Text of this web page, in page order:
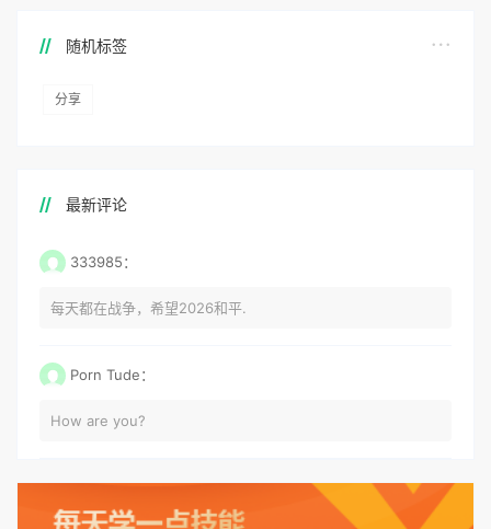
随机标签
分享
最新评论
333985：
每天都在战争，希望2026和平.
Porn Tude：
How are you?